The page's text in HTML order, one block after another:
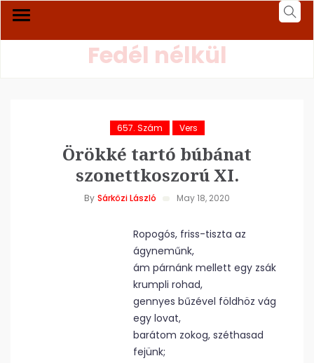
Fedél nélkül
657. Szám Vers
Örökké tartó búbánat
szonettkoszorú XI.
By Sárközi László May 18, 2020
Ropogós, friss-tiszta az
ágyneműnk,
ám párnánk mellett egy zsák
krumpli rohad,
gennyes bűzével földhöz vág
egy lovat,
barátom zokog, széthasad
fejünk;